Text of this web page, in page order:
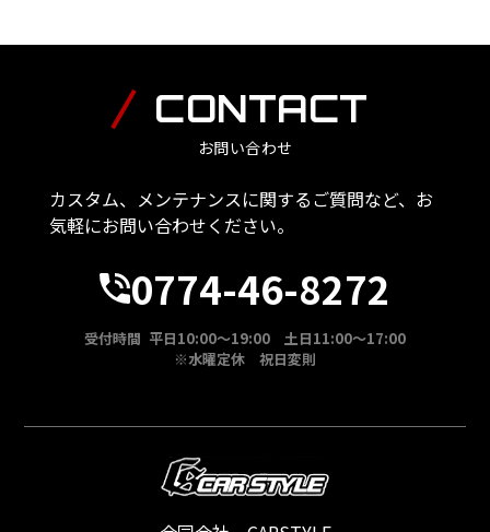
CONTACT
お問い合わせ
カスタム、メンテナンスに関するご質問など、お
気軽にお問い合わせください。
0774-46-8272
受付時間 平日10:00～19:00 土日11:00～17:00
※水曜定休 祝日変則